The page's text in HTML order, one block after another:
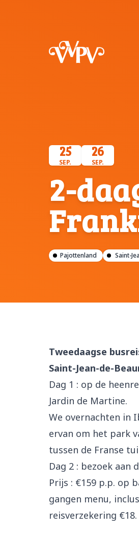
VVPV
25
SEP.
26
SEP.
2-
Pajottenland Saint-
Tweedaagse
Saint-Jean-de-
Dag 1 : op de
Jardin de Martine.
We overnachten in
ervan om het park
tussen de Franse
Dag 2 : bezoek aan
Prijs : €159 p.p. op
gangen menu,
reisverzekering €18.